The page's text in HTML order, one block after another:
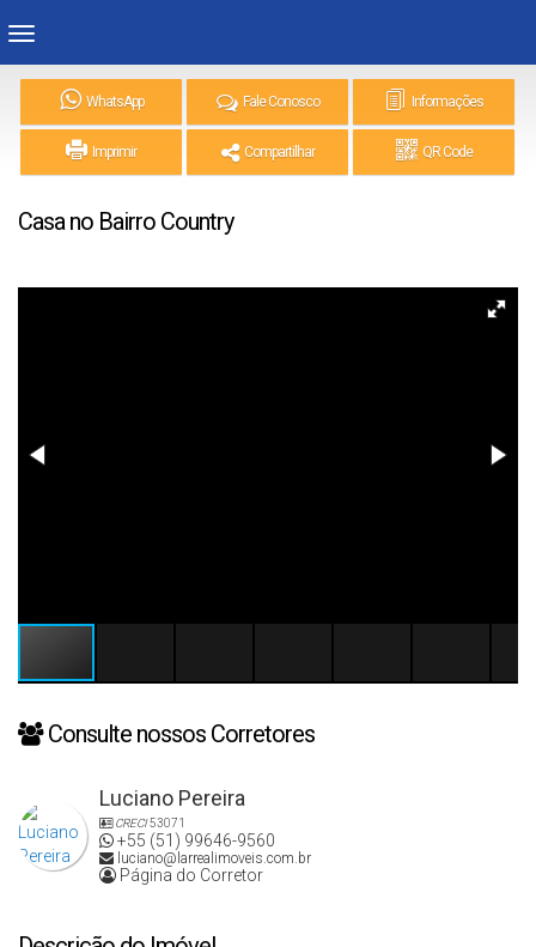
WhatsApp Fale Conosco Informações
Imprimir Compartilhar QR Code
Casa no Bairro Country
Consulte nossos Corretores
Luciano Pereira
CRECI53071
+55 (51) 99646-9560
luciano@larrealimoveis.com.br
Página do Corretor